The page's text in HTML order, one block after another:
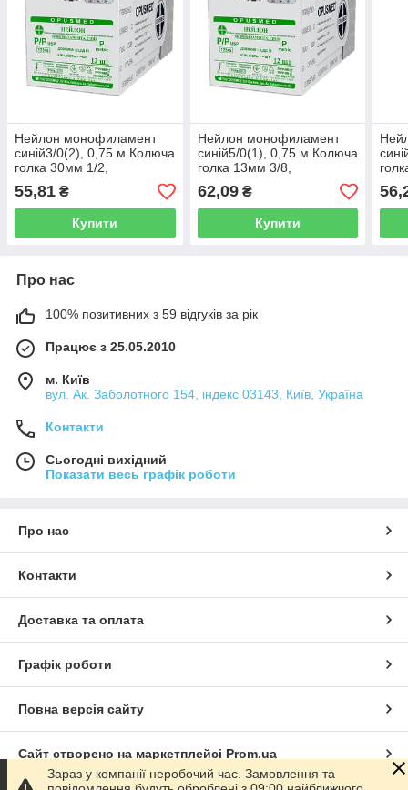
Нейлон монофиламент
синій3/0(2), 0,75 м Колюча
голка 30мм 1/2,
OPUSMED® (поліамід)
55,81 ₴
Купити
Нейлон монофиламент
синій5/0(1), 0,75 м Колюча
голка 13мм 3/8,
OPUSMED® (поліамід)
62,09₴
Купити
Про нас
100% позитивних з 59 відгуків за рік
Працює з 25.05.2010
м. Київ
вул. Ак. Заболотного 154, індекс 03143, Київ, Україна
Контакти
Сьогодні вихідний
Показати весь графік роботи
Про нас
Контакти
Доставка та оплата
Графік роботи
Повна версія сайту
Сайт створено на маркетплейсі Prom.ua
Зараз у компанії неробочий час. Замовлення та